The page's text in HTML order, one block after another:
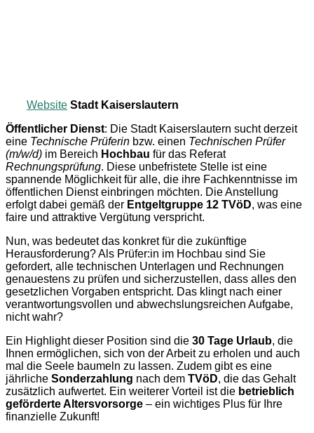
Website Stadt Kaiserslautern
Öffentlicher Dienst: Die Stadt Kaiserslautern sucht derzeit
eine Technische Prüferin bzw. einen Technischen Prüfer
(m/w/d) im Bereich Hochbau für das Referat
Rechnungsprüfung. Diese unbefristete Stelle ist eine
spannende Möglichkeit für alle, die ihre Fachkenntnisse im
öffentlichen Dienst einbringen möchten. Die Anstellung
erfolgt dabei gemäß der Entgeltgruppe 12 TVöD, was eine
faire und attraktive Vergütung verspricht.
Nun, was bedeutet das konkret für die zukünftige
Herausforderung? Als Prüfer:in im Hochbau sind Sie
gefordert, alle technischen Unterlagen und Rechnungen
genauestens zu prüfen und sicherzustellen, dass alles den
gesetzlichen Vorgaben entspricht. Das klingt nach einer
verantwortungsvollen und abwechslungsreichen Aufgabe,
nicht wahr?
Ein Highlight dieser Position sind die 30 Tage Urlaub, die
Ihnen ermöglichen, sich von der Arbeit zu erholen und auch
mal die Seele baumeln zu lassen. Zudem gibt es eine
jährliche Sonderzahlung nach dem TVöD, die das Gehalt
zusätzlich aufwertet. Ein weiterer Vorteil ist die betrieblich
geförderte Altersvorsorge – ein wichtiges Plus für Ihre
finanzielle Zukunft!